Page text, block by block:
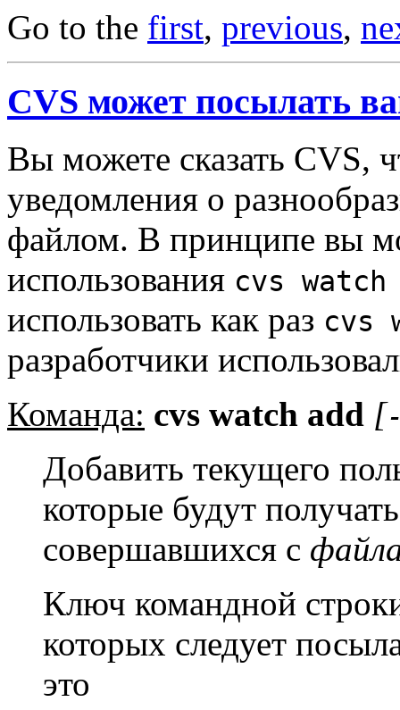
Go to the first, previous,
CVS может посылать
Вы можете сказать CVS,
уведомления о
файлом. В принципе вы
использования cvs watch
использовать как раз cvs
разработчики
Команда: cvs watch add [
Добавить текущего
которые будут
совершавшихся с
Ключ командной
которых следует
это